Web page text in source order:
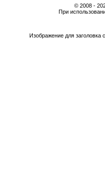
© 2008 -
При
Изображение для